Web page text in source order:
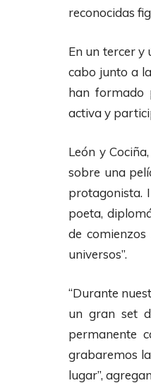
reconocidas
En un tercer y
cabo junto a
han formado
activa y
León y
sobre una
protagonista.
poeta,
de
universos”.
“Durante
un gran set
permanente
grabaremos
lugar”,